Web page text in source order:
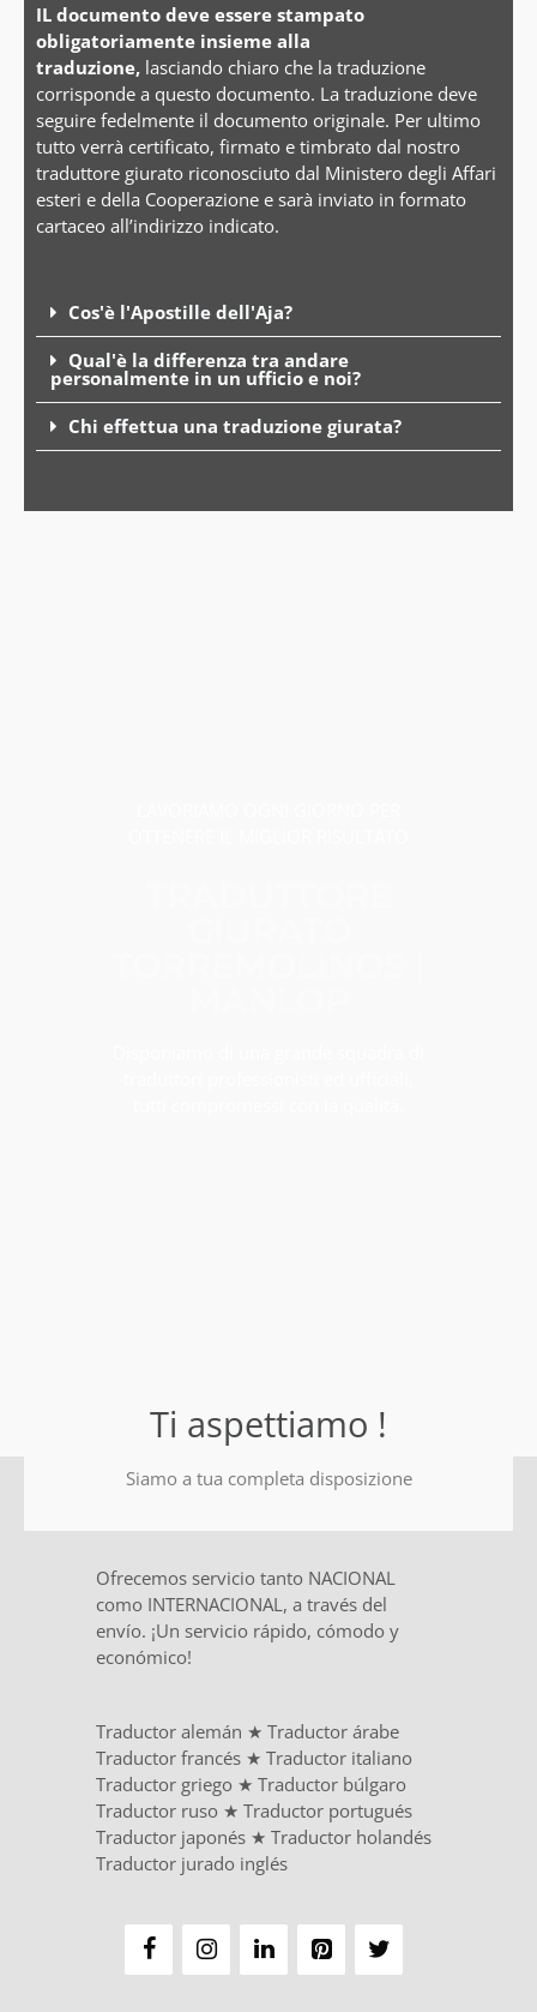
IL documento deve essere stampato
obligatoriamente insieme alla
traduzione, lasciando chiaro che la traduzione
corrisponde a questo documento. La traduzione deve
seguire fedelmente il documento originale. Per ultimo
tutto verrà certificato, firmato e timbrato dal nostro
traduttore giurato riconosciuto dal Ministero degli Affari
esteri e della Cooperazione e sarà inviato in formato
cartaceo all’indirizzo indicato.
Cos'è l'Apostille dell'Aja?
Qual'è la differenza tra andare
personalmente in un ufficio e noi?
Chi effettua una traduzione giurata?
Ti aspettiamo !
Siamo a tua completa disposizione
Ofrecemos servicio tanto NACIONAL
como INTERNACIONAL, a través del
envío. ¡Un servicio rápido, cómodo y
económico!
Traductor alemán ★ Traductor árabe
Traductor francés ★ Traductor italiano
Traductor griego ★ Traductor búlgaro
Traductor ruso ★ Traductor portugués
Traductor japonés ★ Traductor holandés
Traductor jurado inglés